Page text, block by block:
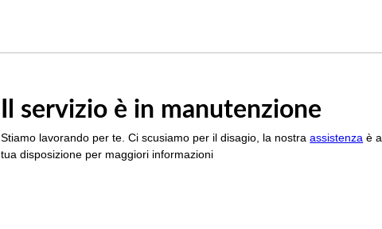
Il servizio è in manutenzione
Stiamo lavorando per te. Ci scusiamo per il disagio, la nostraassistenza è a
tua disposizione per maggiori informazioni